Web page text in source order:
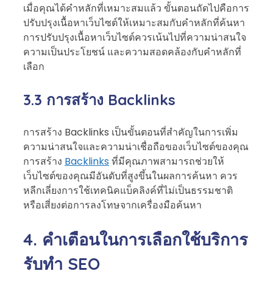
เมื่อคุณได้คำหลักที่เหมาะสมแล้ว ขั้นตอนถัดไปคือการ
ปรับปรุงเนื้อหาเว็บไซต์ให้เหมาะสมกับคำหลักที่ค้นหา
การปรับปรุงเนื้อหาเว็บไซต์ควรเน้นไปที่ความน่าสนใจ
ความเป็นประโยชน์ และความสอดคล้องกับคำหลักที่
เลือก
3.3 การสร้าง Backlinks
การสร้าง Backlinks เป็นขั้นตอนที่สำคัญในการเพิ่ม
ความน่าสนใจและความน่าเชื่อถือของเว็บไซต์ของคุณ
การสร้าง Backlinks ที่มีคุณภาพสามารถช่วยให้
เว็บไซต์ของคุณมีอันดับที่สูงขึ้นในผลการค้นหา ควร
หลีกเลี่ยงการใช้เทคนิคแบ็คลิงค์ที่ไม่เป็นธรรมชาติ
หรือเสี่ยงต่อการลงโทษจากเครื่องมือค้นหา
4. คำเตือนในการเลือกใช้บริการ
รับทำ SEO